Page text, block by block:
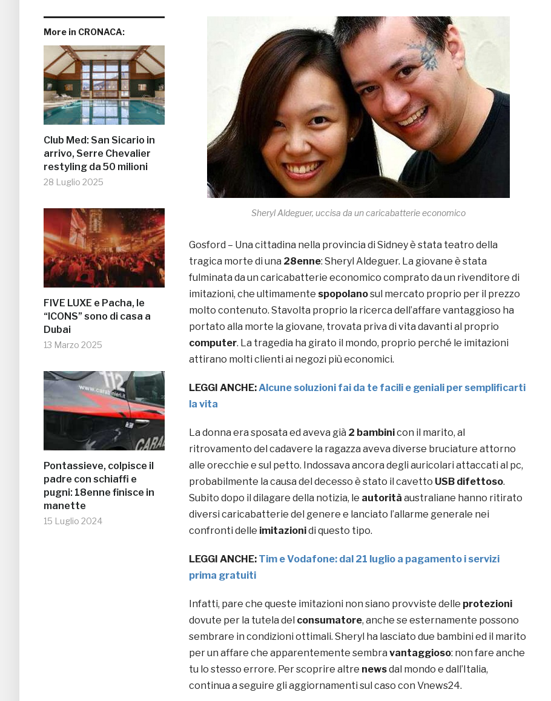
More in CRONACA:
Club Med: San Sicario in
arrivo, Serre Chevalier
restyling da 50 milioni
28 Luglio 2025
FIVE LUXE e Pacha, le
“ICONS” sono di casa a
Dubai
13 Marzo 2025
Pontassieve, colpisce il
padre con schiaffi e
pugni: 18enne finisce in
manette
15 Luglio 2024
Sheryl Aldeguer, uccisa da un caricabatterie economico
Gosford – Una cittadina nella provincia di Sidney è stata teatro della
tragica morte di una 28enne: Sheryl Aldeguer. La giovane è stata
fulminata da un caricabatterie economico comprato da un rivenditore di
imitazioni, che ultimamente spopolanosul mercato proprio per il prezzo
molto contenuto. Stavolta proprio la ricerca dell’affare vantaggioso ha
portato alla morte la giovane, trovata priva di vita davanti al proprio
computer. La tragedia ha girato il mondo, proprio perché le imitazioni
attirano molti clienti ai negozi più economici.
LEGGI ANCHE:Alcune soluzioni fai da te facili e geniali per semplificarti
la vita
La donna era sposata ed aveva già 2 bambinicon il marito, al
ritrovamento del cadavere la ragazza aveva diverse bruciature attorno
alle orecchie e sul petto. Indossava ancora degli auricolari attaccati al pc,
probabilmente la causa del decesso è stato il cavetto USB difettoso.
Subito dopo il dilagare della notizia, le autorità australiane hanno ritirato
diversi caricabatterie del genere e lanciato l’allarme generale nei
confronti delle imitazionidi questo tipo.
LEGGI ANCHE: Tim e Vodafone: dal 21 luglio a pagamento i servizi
prima gratuiti
Infatti, pare che queste imitazioni non siano provviste delle protezioni
dovute per la tutela del consumatore, anche se esternamente possono
sembrare in condizioni ottimali. Sheryl ha lasciato due bambini ed il marito
per un affare che apparentemente sembra vantaggioso: non fare anche
tu lo stesso errore. Per scoprire altre newsdal mondo e dall’Italia,
continua a seguire gli aggiornamenti sul caso con Vnews24.